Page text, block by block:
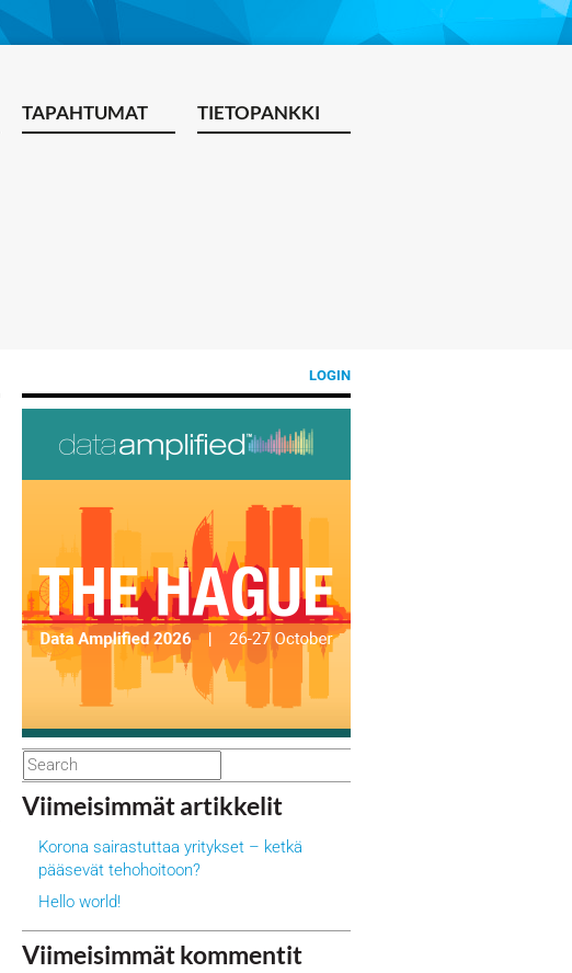
TAPAHTUMAT TIETOPANKKI
LOGIN
Viimeisimmät artikkelit
Korona sairastuttaa yritykset – ketkä
pääsevät tehohoitoon?
Hello world!
Viimeisimmät kommentit